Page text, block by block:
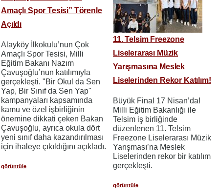
Amaçlı Spor Tesisi” Törenle
Açıldı
Alayköy İlkokulu’nun Çok
Amaçlı Spor Tesisi, Milli
Eğitim Bakanı Nazım
Çavuşoğlu’nun katılımıyla
gerçekleşti. "Bir Okul da Sen
Yap, Bir Sınıf da Sen Yap"
kampanyaları kapsamında
kamu ve özel işbirliğinin
önemine dikkati çeken Bakan
Çavuşoğlu, ayrıca okula dört
yeni sınıf daha kazandırılması
için ihaleye çıkıldığını açıkladı.
görüntüle
11. Telsim Freezone
Liselerarası Müzik
Yarışmasına Meslek
Liselerinden Rekor Katılım!
Büyük Final 17 Nisan’da!
Milli Eğitim Bakanlığı ile
Telsim iş birliğinde
düzenlenen 11. Telsim
Freezone Liselerarası Müzik
Yarışması’na Meslek
Liselerinden rekor bir katılım
gerçekleşti.
görüntüle